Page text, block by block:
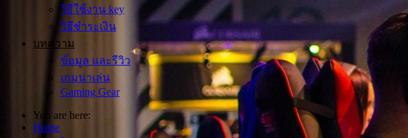
วิธีใช้งาน key
วิธีชำระเงิน
บทความ
ข้อมูล และรีวิว
เกมน่าเล่น
Gaming Gear
You are here:
Home